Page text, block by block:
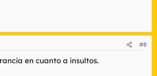
#8
en cuanto a insultos.